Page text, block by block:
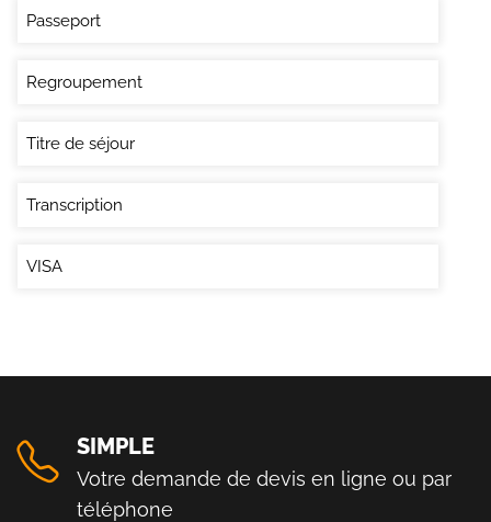
Passeport
Regroupement
Titre de séjour
Transcription
VISA
SIMPLE
Votre demande de devis en ligne ou par
téléphone